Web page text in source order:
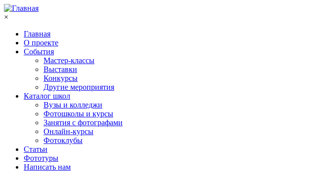
Перейти к основному содержанию
×
Главная
О проекте
События
Мастер-классы
Выставки
Конкурсы
Другие мероприятия
Каталог школ
Вузы и колледжи
Фотошколы и курсы
Занятия с фотографами
Онлайн-курсы
Фотоклубы
Статьи
Фототуры
Написать нам